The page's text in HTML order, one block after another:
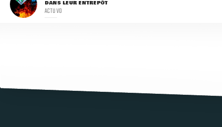
DANS LEUR ENTREPÔT
ACTU VO